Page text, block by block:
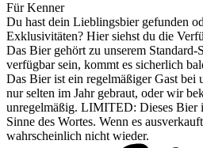
Für Kenner
Du hast dein Lieblingsbier gefunden
Exklusivitäten? Hier siehst du die
Das Bier gehört zu unserem
verfügbar sein, kommt es sicherlich
Das Bier ist ein regelmäßiger Gast bei
nur selten im Jahr gebraut, oder wir
unregelmäßig. LIMITED: Dieses Bier
Sinne des Wortes. Wenn es
wahrscheinlich nicht wieder.